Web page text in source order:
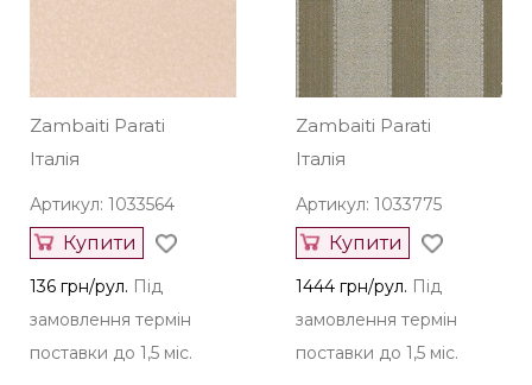
Zambaiti Parati
Італія
Артикул: 1033564
Купити
136 грн/рул. Під
замовлення термін
поставки до 1,5 міс.
Zambaiti Parati
Італія
Артикул: 1033775
Купити
1444 грн/рул. Під
замовлення термін
поставки до 1,5 міс.